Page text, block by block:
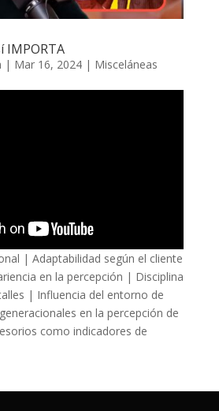
IMPORTA
| Mar 16, 2024| Misceláneas
| Adaptabilidad según el cliente
en la percepción | Disciplina
| Influencia del entorno de
en la percepción de
como indicadores de